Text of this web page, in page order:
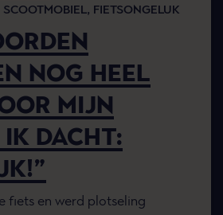
SCOOTMOBIEL, FIETSONGELUK
NOG HEEL
MIJN
DACHT:
fiets en werd plotseling